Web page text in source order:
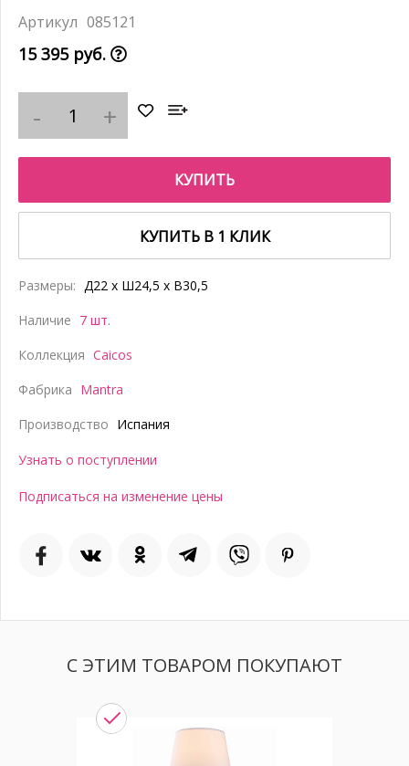
085121
15 395 руб.
КУПИТЬ
КУПИТЬ В 1 КЛИК
Размеры: Д22 x Ш24,5 x В30,5
Наличие 7 шт.
Коллекция Caicos
Фабрика Mantra
Производство Испания
Узнать о поступлении
Подписаться на изменение цены
С ЭТИМ ТОВАРОМ ПОКУПАЮТ